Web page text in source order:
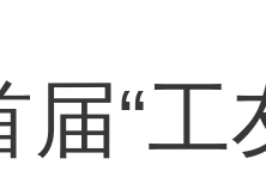
届“